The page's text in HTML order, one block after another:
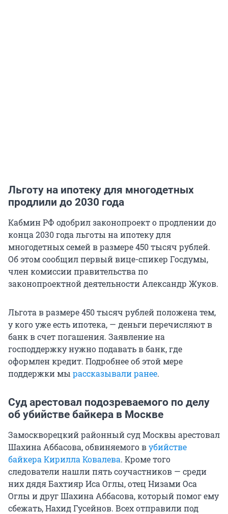
Льготу на ипотеку для многодетных
продлили до 2030 года
Кабмин РФ одобрил законопроект о продлении до
конца 2030 года льготы на ипотеку для
многодетных семей в размере 450 тысяч рублей.
Об этом сообщил первый вице-спикер Госдумы,
член комиссии правительства по
законопроектной деятельности Александр Жуков.
Льгота в размере 450 тысяч рублей положена тем,
у кого уже есть ипотека, — деньги перечисляют в
банк в счет погашения. Заявление на
господдержку нужно подавать в банк, где
оформлен кредит. Подробнее об этой мере
поддержки мы рассказывали ранее.
Суд арестовал подозреваемого по делу
об убийстве байкера в Москве
Замоскворецкий районный суд Москвы арестовал
Шахина Аббасова, обвиняемого вубийстве
байкера Кирилла Ковалева. Кроме того
следователи нашли пять соучастников — среди
них дядя Бахтияр Иса Оглы, отец Низами Оса
Оглы и друг Шахина Аббасова, который помог ему
сбежать, Нахид Гусейнов. Всех отправили под